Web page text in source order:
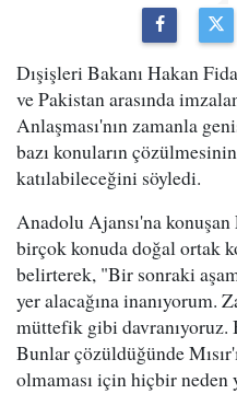
Dışişleri Bakanı Hakan
ve Pakistan arasında
Anlaşması'nın zamanla
bazı konuların
katılabileceğini söyledi.
Anadolu Ajansı'na konuşan
birçok konuda doğal ortak
belirterek, "Bir sonraki
yer alacağına inanıyorum.
müttefik gibi davranıyoruz.
Bunlar çözüldüğünde
olmaması için hiçbir